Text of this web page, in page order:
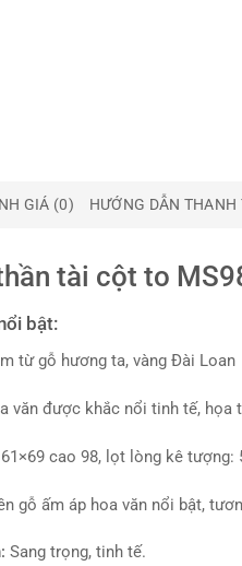
GIÁ (0) HƯỚNG DẪN THANH
tài cột to
bật:
từ gỗ hương ta, vàng Đài Loan
văn được khắc nổi tinh tế, họa
61×69 cao 98, lọt lòng kê tượng:
gỗ ấm áp hoa văn nổi bật,
Sang trọng, tinh tế.